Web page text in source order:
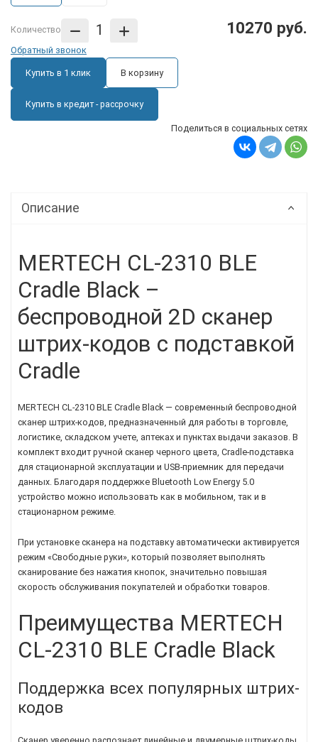
Количество 10270 руб.
Обратный звонок
Купить в 1 клик В корзину
Купить в кредит - рассрочку
Поделиться в социальных сетях
Описание
MERTECH CL-2310 BLE
Cradle Black –
беспроводной 2D сканер
штрих-кодов с подставкой
Cradle
MERTECH CL-2310 BLE Cradle Black — современный беспроводной
сканер штрих-кодов, предназначенный для работы в торговле,
логистике, складском учете, аптеках и пунктах выдачи заказов. В
комплект входит ручной сканер черного цвета, Cradle-подставка
для стационарной эксплуатации и USB-приемник для передачи
данных. Благодаря поддержке Bluetooth Low Energy 5.0
устройство можно использовать как в мобильном, так и в
стационарном режиме.
При установке сканера на подставку автоматически активируется
режим «Свободные руки», который позволяет выполнять
сканирование без нажатия кнопок, значительно повышая
скорость обслуживания покупателей и обработки товаров.
Преимущества MERTECH
CL-2310 BLE Cradle Black
Поддержка всех популярных штрих-
кодов